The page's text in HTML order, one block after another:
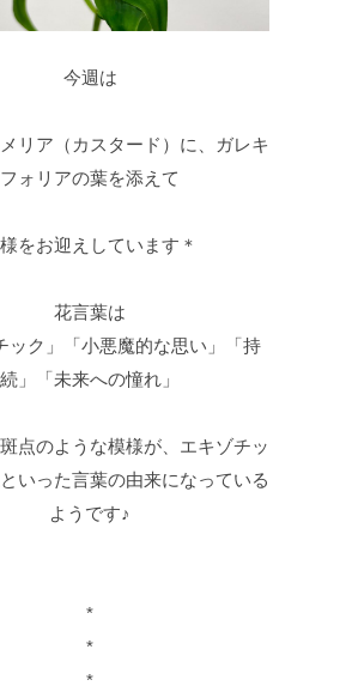
今週は
リア（カスタード）に、ガレキ
フォリアの葉を添えて
をお迎えしています＊
花言葉は
ック」「小悪魔的な思い」「持
続」「未来への憧れ」
点のような模様が、エキゾチッ
いった言葉の由来になっている
ようです♪
*
*
*